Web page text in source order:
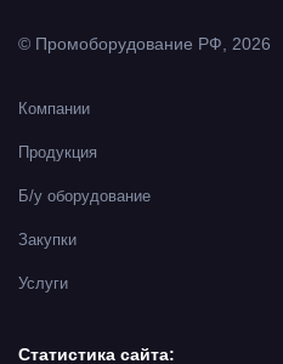
© Промоборудование РФ, 2026
Компании
Продукция
Б/у оборудование
Закупки
Услуги
Статистика сайта: